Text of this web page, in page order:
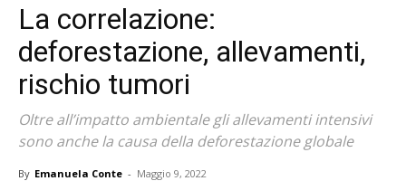
La correlazione:
deforestazione, allevamenti,
rischio tumori
Oltre all’impatto ambientale gli allevamenti intensivi
sono anche la causa della deforestazione globale
By Emanuela Conte - Maggio 9, 2022